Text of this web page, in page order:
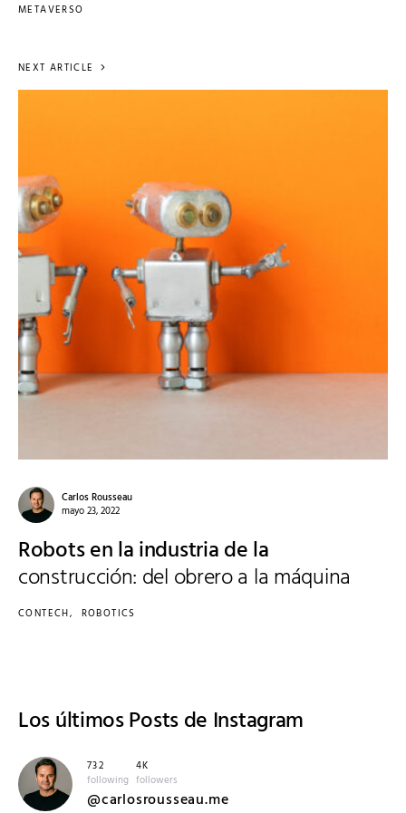
METAVERSO
NEXT ARTICLE
Carlos Rousseau
mayo 23, 2022
Robots en la industria de la
construcción: del obrero a la máquina
CONTECH ROBOTICS
Los últimosPosts de Instagram
732
following
4K
followers
@carlosrousseau.me